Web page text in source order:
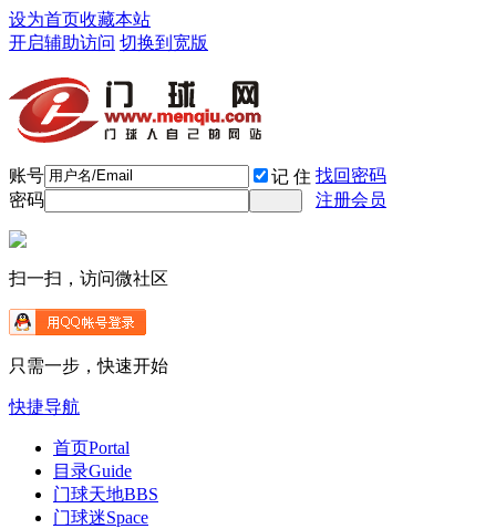
设为首页收藏本站
开启辅助访问 切换到宽版
账号 记 住 找回密码
密码
注册会员
扫一扫，访问微社区
只需一步，快速开始
快捷导航
首页Portal
目录Guide
门球天地BBS
门球迷Space